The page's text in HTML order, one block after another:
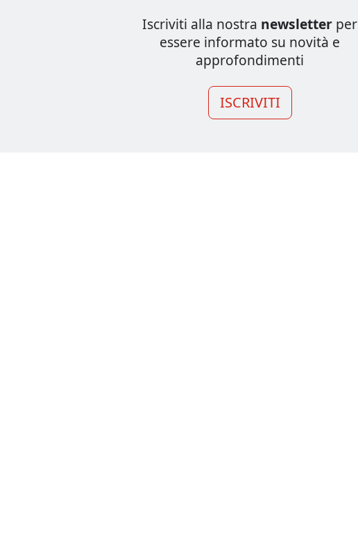
Iscriviti alla nostra newsletter per
essere informato su novità e
approfondimenti
ISCRIVITI